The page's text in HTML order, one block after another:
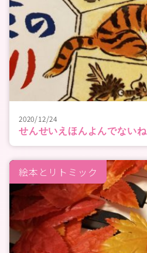
2020/12/24
せんせいえほんよんでないね
絵本とリトミック